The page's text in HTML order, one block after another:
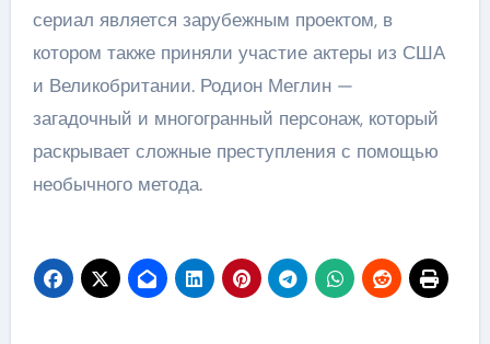
сериал является зарубежным проектом, в
котором также приняли участие актеры из США
и Великобритании. Родион Меглин —
загадочный и многогранный персонаж, который
раскрывает сложные преступления с помощью
необычного метода.